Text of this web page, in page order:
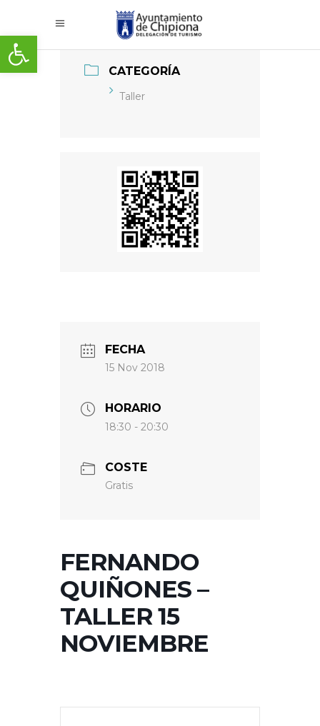
Abrir barra de herramientas
CATEGORÍA
Taller
FECHA
15 Nov 2018
HORARIO
18:30 - 20:30
COSTE
Gratis
FERNANDO
QUIÑONES –
TALLER 15
NOVIEMBRE